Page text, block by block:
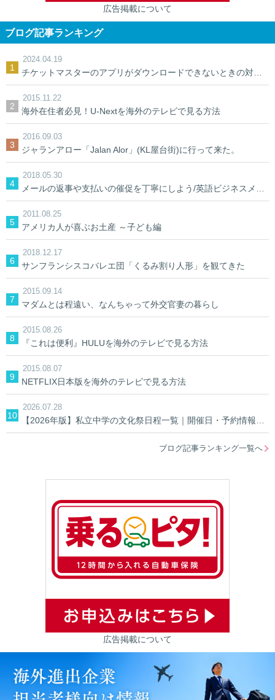
広告掲載について
ブログ記事ランキング
2024.04.19
チケットマスターのアプリがダウンロードできないときの対処法【裏ワザ】
2015.11.22
海外在住者必見！U-Nextを海外のテレビで見る方法
2016.09.03
ジャランアロー「Jalan Alor」(KL屋台街)に行って来た。
2018.05.30
メールの返事や支払いの催促を丁寧にしよう/英語ビジネスメール
2011.08.25
アメリカ人が喜ぶお土産 ～子ども編
2018.12.17
サンフランシスコバレエ団「くるみ割り人形」を観てきた
2015.09.14
マダムとは程遠い、なんちゃって外交官妻の暮らし
2015.08.26
『これは便利』HULUを海外のテレビで見る方法
2015.08.07
NETFLIX日本版を海外のテレビで見る方法
2026.07.28
【2026年版】私立中学の文化祭日程一覧｜開催日・予約情報を学校別に検索
ブログ記事ランキング一覧へ
広告掲載について